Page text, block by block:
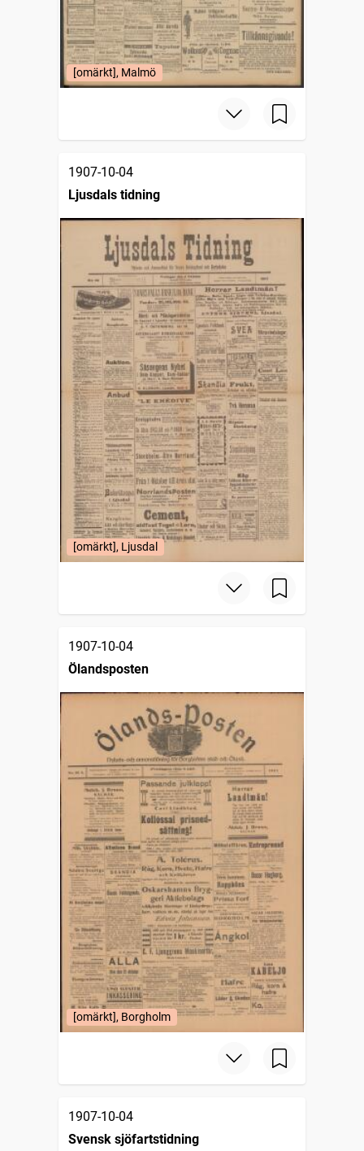
[omärkt], Malmö
1907-10-04
Ljusdals tidning
[omärkt], Ljusdal
1907-10-04
Ölandsposten
[omärkt], Borgholm
1907-10-04
Svensk sjöfartstidning